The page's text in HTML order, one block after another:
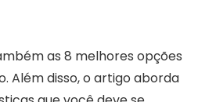
as 8 melhores opções
Além disso, o artigo aborda